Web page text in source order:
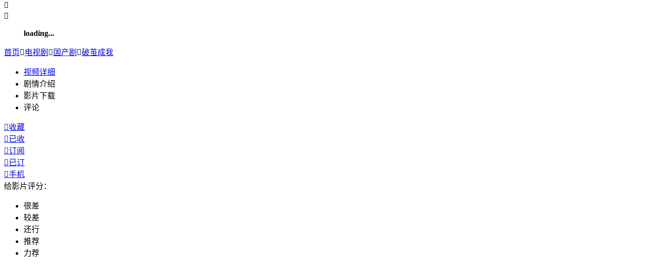


loading...
首页 电视剧  国产剧 破茧成我
视频详细
剧情介绍
影片下载
评论
收藏
已收
订阅
已订
手机
给影片评分：
很差
较差
还行
推荐
力荐